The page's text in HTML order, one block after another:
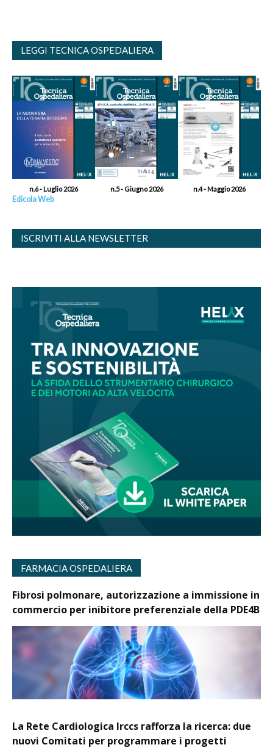
LEGGI TECNICA OSPEDALIERA
n.6 - Luglio 2026 n.5 - Giugno 2026 n.4 - Maggio 2026
Edicola Web
ISCRIVITI ALLA NEWSLETTER
FARMACIA OSPEDALIERA
Fibrosi polmonare, autorizzazione a immissione in
commercio per inibitore preferenziale della PDE4B
La Rete Cardiologica Irccs rafforza la ricerca: due
nuovi Comitati per programmare i progetti